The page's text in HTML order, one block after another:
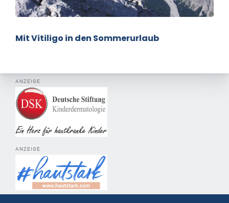
Mit Vitiligo in den Sommerurlaub
ANZEIGE
ANZEIGE